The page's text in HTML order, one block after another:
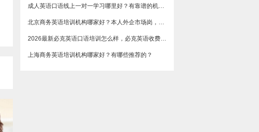
成人英语口语线上一对一学习哪里好？有靠谱的机构可以推荐吗？
​北京商务英语培训机构哪家好？本人外企市场岗，急需提升谈判和汇报口语，求真实体验分享，广告勿扰，谢谢
2026最新必克英语口语培训怎么样，必克英语收费价格多少？
上海商务英语培训机构哪家好？有哪些推荐的？